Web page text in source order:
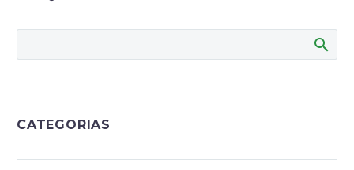
CATEGORIAS